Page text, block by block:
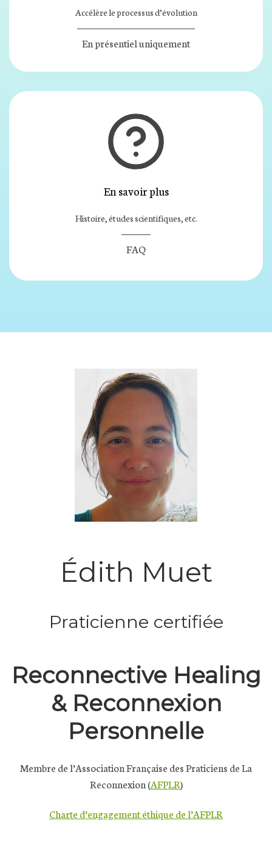
Accélère le processus d’évolution
En présentiel uniquement
En savoir plus
Histoire, études scientifiques, etc.
FAQ
Édith Muet
Praticienne certifiée
Reconnective Healing
& Reconnexion
Personnelle
Membre de l’Association Française des Praticiens de La
Reconnexion (AFPLR)
Charte d’engagement éthique de l’AFPLR